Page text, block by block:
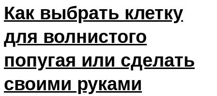
Как выбрать клетку
для волнистого
попугая или сделать
своими руками